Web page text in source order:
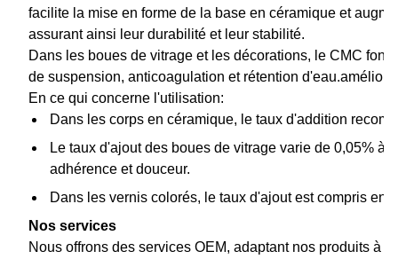
facilite la mise en forme de la base en céramique et
assurant ainsi leur durabilité et leur stabilité.
Dans les boues de vitrage et les décorations, le CMC
de suspension, anticoagulation et rétention
En ce qui concerne l'utilisation:
Dans les corps en céramique, le taux d'addition
Le taux d'ajout des boues de vitrage varie de 0,05% à
adhérence et douceur.
Dans les vernis colorés, le taux d'ajout est compris
Nos services
Nous offrons des services OEM, adaptant nos produits à